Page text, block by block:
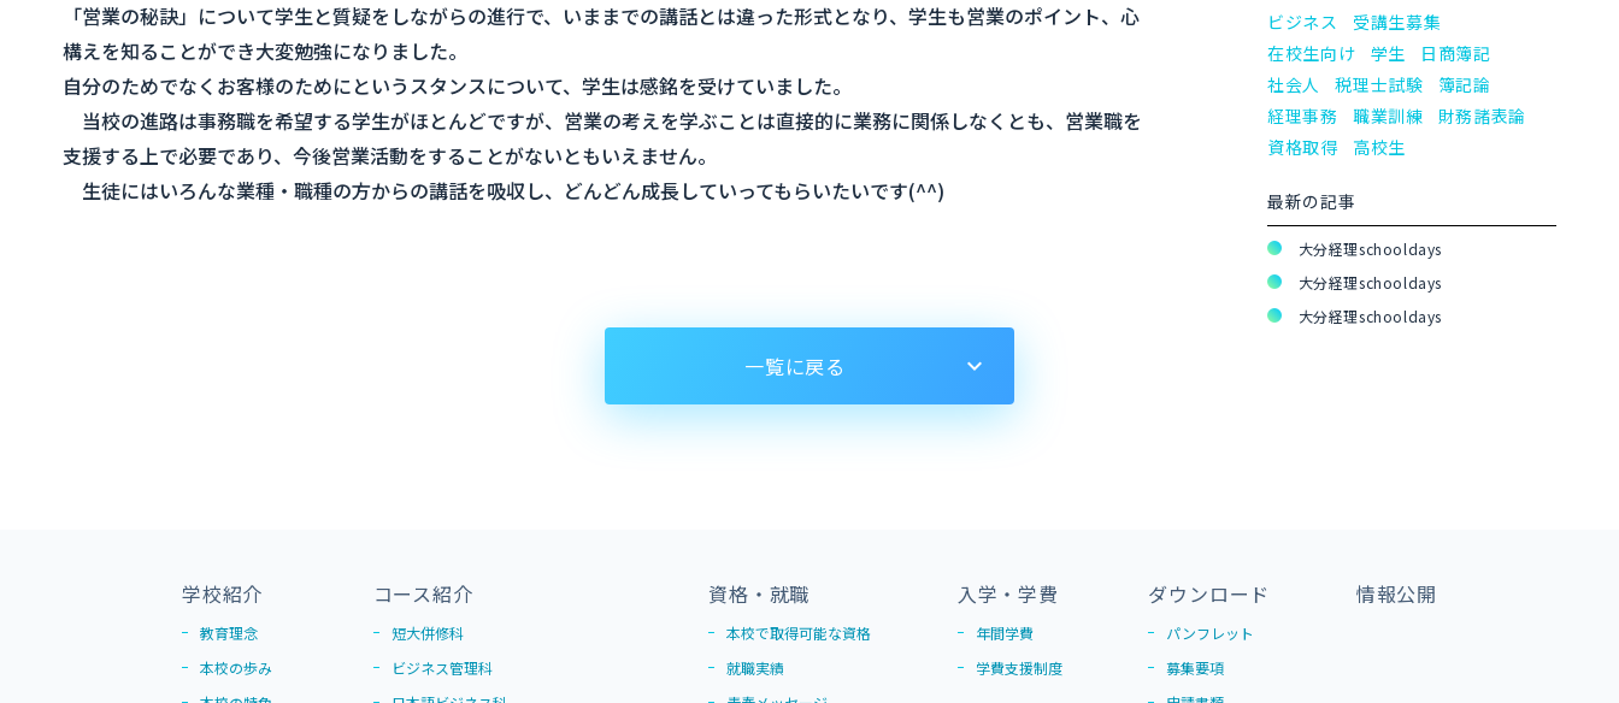
「営業の秘訣」について学生と質疑をしながらの進行で、いままでの講話とは違った形式となり、学生も営業のポイント、心
構えを知ることができ大変勉強になりました。
自分のためでなくお客様のためにというスタンスについて、学生は感銘を受けていました。
当校の進路は事務職を希望する学生がほとんどですが、営業の考えを学ぶことは直接的に業務に関係しなくとも、営業職を
支援する上で必要であり、今後営業活動をすることがないともいえません。
生徒にはいろんな業種・職種の方からの講話を吸収し、どんどん成長していってもらいたいです(^^)
ビジネス
受講生募集
在校生向け
学生
日商簿記
社会人
税理士試験
簿記論
経理事務
職業訓練
財務諸表論
資格取得
高校生
最新の記事
大分経理schooldays
大分経理schooldays
大分経理schooldays
一覧に戻る
学校紹介
教育理念
本校の歩み
コース紹介
短大併修科
ビジネス管理科
資格・就職
本校で取得可能な資格
就職実績
入学・学費
年間学費
学費支援制度
ダウンロード
パンフレット
募集要項
情報公開